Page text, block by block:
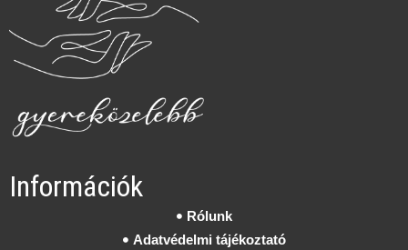
Információk
Rólunk
Adatvédelmi tájékoztató